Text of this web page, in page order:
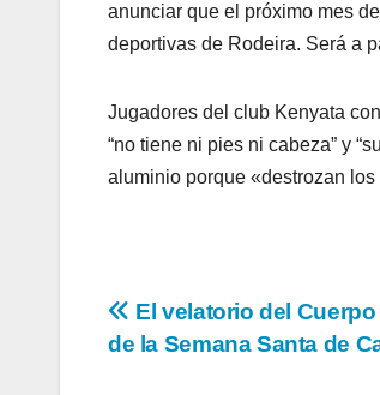
anunciar que el próximo mes
deportivas de Rodeira. Será a
Jugadores del club Kenyata
“no tiene ni pies ni cabeza” y
aluminio porque «destrozan los
Navegación
El velatorio del
de la Semana Santa de